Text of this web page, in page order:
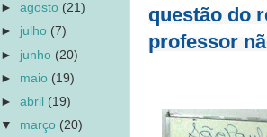
questão do
professor
►agosto (21)
► julho (7)
► junho (20)
► maio (19)
►abril (19)
▼ março (20)